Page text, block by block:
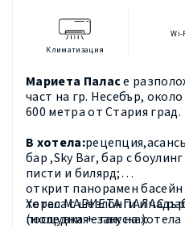
Климатизация
Wi-
Мариета Паласе
част на гр. Несебър,
600 метра от Стария град.
В хотела:
бар ,Sky Bar, бар с
писти и билярд;
открит панорамен
тераса с шезлонги и
последния етаж на хотела
Хотел МАРИЕТА ПАЛАС
(нощувка + закуска):